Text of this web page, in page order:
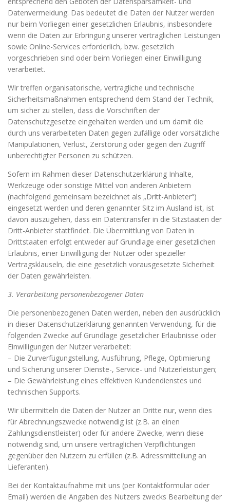
Datenvermeidung. Das bedeutet die Daten der Nutzer werden
nur beim Vorliegen einer gesetzlichen Erlaubnis, insbesondere
wenn die Daten zur Erbringung unserer vertraglichen Leistungen
sowie Online-Services erforderlich, bzw. gesetzlich
vorgeschrieben sind oder beim Vorliegen einer Einwilligung
verarbeitet.
Wir treffen organisatorische, vertragliche und technische
Sicherheitsmaßnahmen entsprechend dem Stand der Technik,
um sicher zu stellen, dass die Vorschriften der
Datenschutzgesetze eingehalten werden und um damit die
durch uns verarbeiteten Daten gegen zufällige oder vorsätzliche
Manipulationen, Verlust, Zerstörung oder gegen den Zugriff
unberechtigter Personen zu schützen.
Sofern im Rahmen dieser Datenschutzerklärung Inhalte,
Werkzeuge oder sonstige Mittel von anderen Anbietern
(nachfolgend gemeinsam bezeichnet als „Dritt-Anbieter“)
eingesetzt werden und deren genannter Sitz im Ausland ist, ist
davon auszugehen, dass ein Datentransfer in die Sitzstaaten der
Dritt-Anbieter stattfindet. Die Übermittlung von Daten in
Drittstaaten erfolgt entweder auf Grundlage einer gesetzlichen
Erlaubnis, einer Einwilligung der Nutzer oder spezieller
Vertragsklauseln, die eine gesetzlich vorausgesetzte Sicherheit
der Daten gewährleisten.
3. Verarbeitung personenbezogener Daten
Die personenbezogenen Daten werden, neben den ausdrücklich
in dieser Datenschutzerklärung genannten Verwendung, für die
folgenden Zwecke auf Grundlage gesetzlicher Erlaubnisse oder
Einwilligungen der Nutzer verarbeitet:
– Die Zurverfügungstellung, Ausführung, Pflege, Optimierung
und Sicherung unserer Dienste-, Service- und Nutzerleistungen;
– Die Gewährleistung eines effektiven Kundendienstes und
technischen Supports.
Wir übermitteln die Daten der Nutzer an Dritte nur, wenn dies
für Abrechnungszwecke notwendig ist (z.B. an einen
Zahlungsdienstleister) oder für andere Zwecke, wenn diese
notwendig sind, um unsere vertraglichen Verpflichtungen
gegenüber den Nutzern zu erfüllen (z.B. Adressmitteilung an
Lieferanten).
Bei der Kontaktaufnahme mit uns (per Kontaktformular oder
Email) werden die Angaben des Nutzers zwecks Bearbeitung der